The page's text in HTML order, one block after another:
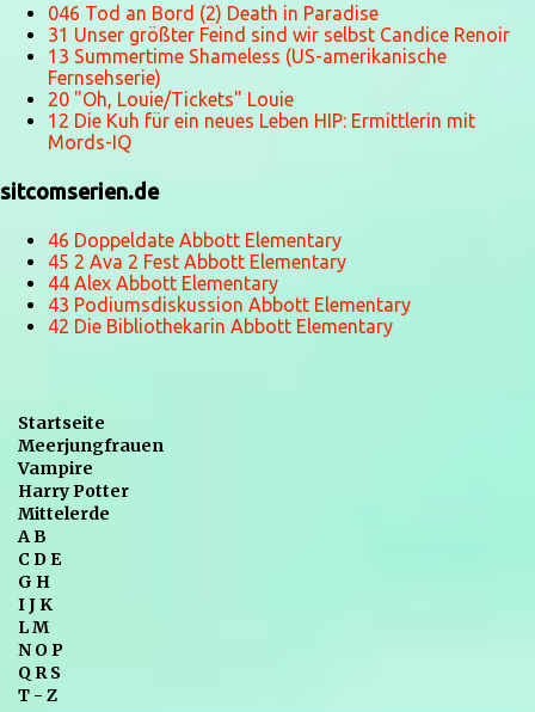
046 Tod an Bord (2) Death in Paradise
31 Unser größter Feind sind wir selbst Candice Renoir
13 Summertime Shameless (US-amerikanische
Fernsehserie)
20 "Oh, Louie/Tickets" Louie
12 Die Kuh für ein neues Leben HIP: Ermittlerin mit
Mords-IQ
sitcomserien.de
46 Doppeldate Abbott Elementary
45 2 Ava 2 Fest Abbott Elementary
44 Alex Abbott Elementary
43 Podiumsdiskussion Abbott Elementary
42 Die Bibliothekarin Abbott Elementary
Startseite
Meerjungfrauen
Vampire
Harry Potter
Mittelerde
A B
C D E
G H
I J K
L M
N O P
Q R S
T - Z